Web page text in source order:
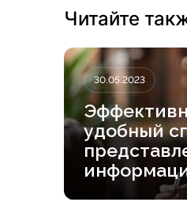
Читайте
30.05.2023
удобный